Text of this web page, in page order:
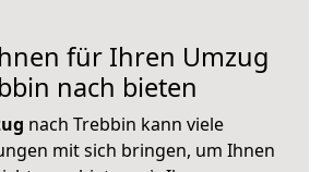
für Ihren Umzug
nach bieten
nach Trebbin kann viele
mit sich bringen, um Ihnen